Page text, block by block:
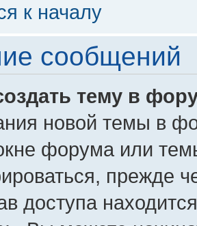
к началу
сообщений
тему в
новой темы в
форума или
прежде
доступа